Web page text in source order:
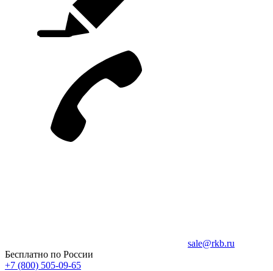
sale@rkb.ru
Бесплатно по России
+7 (800) 505-09-65